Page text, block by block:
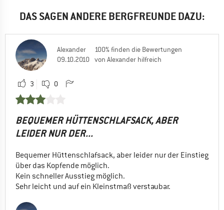
DAS SAGEN ANDERE BERGFREUNDE DAZU:
Alexander
09.10.2010
100% finden die Bewertungen
von Alexander hilfreich
3 0
BEQUEMER HÜTTENSCHLAFSACK, ABER
LEIDER NUR DER...
Bequemer Hüttenschlafsack, aber leider nur der Einstieg
über das Kopfende möglich.
Kein schneller Ausstieg möglich.
Sehr leicht und auf ein Kleinstmaß verstaubar.